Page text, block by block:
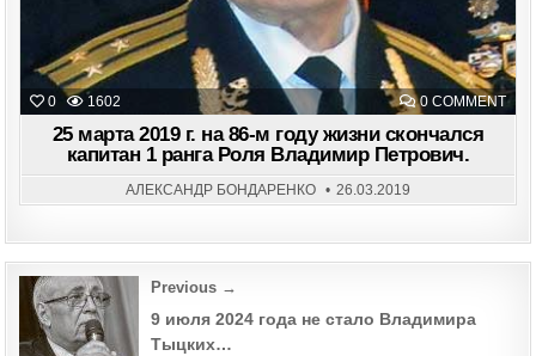
0 1602 0 COMMENTON
25
НА
М
25 марта 2019 г. на 86-м году жизни скончался
капитан 1 ранга Роля Владимир Петрович.
АЛЕКСАНДР БОНДАРЕНКО 26.03.2019
Post
navigation
Previous →
9 июля 2024 года не стало Владимира
Тыцких…